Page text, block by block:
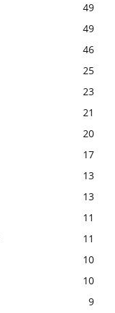
49
49
46
25
23
21
20
17
13
13
11
11
10
10
9